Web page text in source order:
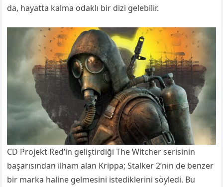
da, hayatta kalma odaklı bir dizi gelebilir.
CD Projekt Red’in geliştirdiği The Witcher serisinin
başarısından ilham alan Krippa; Stalker 2’nin de benzer
bir marka haline gelmesini istediklerini söyledi. Bu